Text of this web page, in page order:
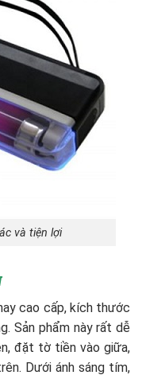
và tiện lợi
cao cấp, kích thước
Sản phẩm này rất dễ
đặt tờ tiền vào giữa,
Dưới ánh sáng tím,